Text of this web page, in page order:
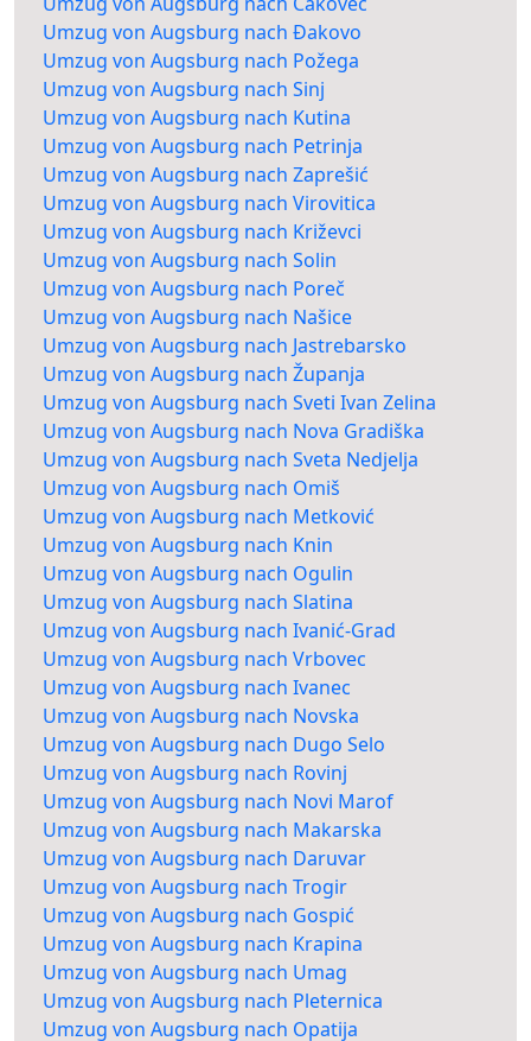
Umzug von Augsburg nach Đakovo
Umzug von Augsburg nach Požega
Umzug von Augsburg nach Sinj
Umzug von Augsburg nach Kutina
Umzug von Augsburg nach Petrinja
Umzug von Augsburg nach Zaprešić
Umzug von Augsburg nach Virovitica
Umzug von Augsburg nach Križevci
Umzug von Augsburg nach Solin
Umzug von Augsburg nach Poreč
Umzug von Augsburg nach Našice
Umzug von Augsburg nach Jastrebarsko
Umzug von Augsburg nach Županja
Umzug von Augsburg nach Sveti Ivan Zelina
Umzug von Augsburg nach Nova Gradiška
Umzug von Augsburg nach Sveta Nedjelja
Umzug von Augsburg nach Omiš
Umzug von Augsburg nach Metković
Umzug von Augsburg nach Knin
Umzug von Augsburg nach Ogulin
Umzug von Augsburg nach Slatina
Umzug von Augsburg nach Ivanić-Grad
Umzug von Augsburg nach Vrbovec
Umzug von Augsburg nach Ivanec
Umzug von Augsburg nach Novska
Umzug von Augsburg nach Dugo Selo
Umzug von Augsburg nach Rovinj
Umzug von Augsburg nach Novi Marof
Umzug von Augsburg nach Makarska
Umzug von Augsburg nach Daruvar
Umzug von Augsburg nach Trogir
Umzug von Augsburg nach Gospić
Umzug von Augsburg nach Krapina
Umzug von Augsburg nach Umag
Umzug von Augsburg nach Pleternica
Umzug von Augsburg nach Opatija